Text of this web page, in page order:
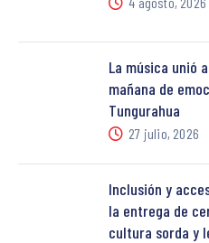
La música unió
mañana de
Tungurahua
27 julio, 2026
Inclusión y
la entrega de
cultura sorda y